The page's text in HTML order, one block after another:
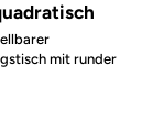
mit runder